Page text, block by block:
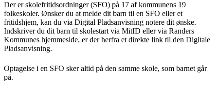
Der er skolefritidsordninger (SFO) på 17 af kommunens 19
folkeskoler. Ønsker du at melde dit barn til en SFO eller et
fritidshjem, kan du via Digital Pladsanvisning notere dit ønske.
Indskriver du dit barn til skolestart via MitID eller via Randers
Kommunes hjemmeside, er der herfra et direkte link til den Digitale
Pladsanvisning.
Optagelse i en SFO sker altid på den samme skole, som barnet går
på.